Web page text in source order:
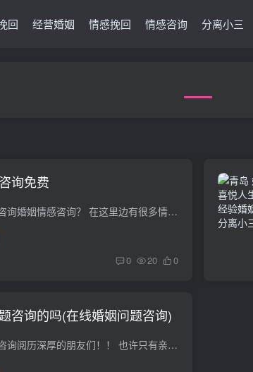
回 经营婚姻 情感挽回 情感咨询 分离小三
询免费
哪里有免费咨询婚姻情感咨询？ 在这里边有很多情感问题专家，你把你的困扰以提问的形式发出来，会有很多人为你免费咨询的。请点釆纳。网恋靠谱吗？谈恋爱要尽可能多的了解彼此，通过相处来了解...
0 20 0
咨询的吗(在线婚姻问题咨询)
婚姻问题，咨询阅历深厚的朋友们！！ 也许只有亲情和责任了吧，又或者他不想造成对他不好的社会影响吧应该说他不爱他的妻子，可能也不爱他的情人。游戏人生是他的一种方式。已经没有爱了，不想...